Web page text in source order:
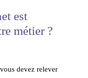
est
métier ?
devez relever